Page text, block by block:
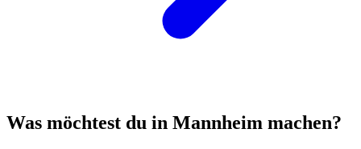
Was möchtest du in Mannheim machen?